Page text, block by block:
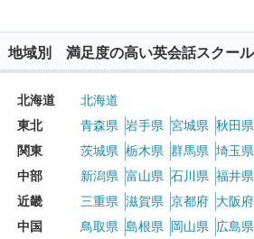
地域別 満足度の高い英会話スクール
北海道
北海道
東北
青森県 岩手県 宮城県 秋田県
関東
茨城県 栃木県 群馬県 埼玉県
中部
新潟県 富山県 石川県 福井県
近畿
三重県 滋賀県 京都府 大阪府
中国
鳥取県 島根県 岡山県 広島県